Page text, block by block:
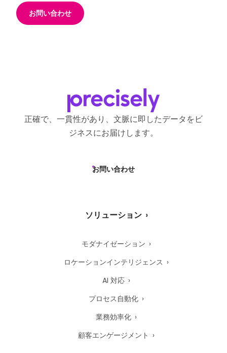
お問い合わせ
正確で、一貫性があり、文脈に即したデータをビ
ジネスにお届けします。
お問い合わせ
ソリューション
モダナイゼーション
ロケーションインテリジェンス
AI 対応
プロセス自動化
業務効率化
顧客エンゲージメント